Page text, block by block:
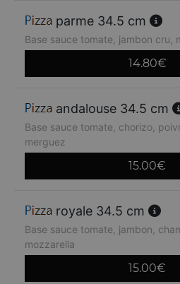
parme 34.5 cm
Base sauce tomate, jambon cru,
14.80€
andalouse 34.5 cm
Base sauce tomate, chorizo,
merguez
15.00€
royale 34.5 cm
Base sauce tomate, jambon,
mozzarella
15.00€